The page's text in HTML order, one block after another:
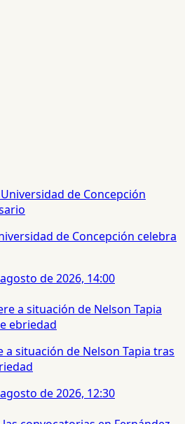
de Concepción celebra
de 2026, 14:00
situación de Nelson Tapia tras
de 2026, 12:30